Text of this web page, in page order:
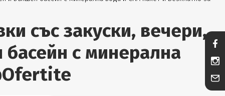
със закуски, вечери,
с минерална